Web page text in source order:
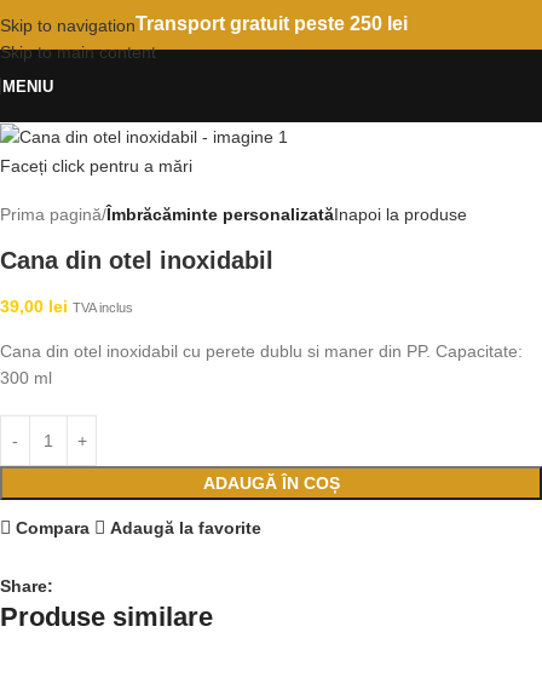
Skip to navigation
Skip to main content
Transport gratuit peste 250 lei
MENIU
Faceți click pentru a mări
Prima pagină Îmbrăcăminte personalizatăInapoi la produse
Cana din otel inoxidabil
39,00 lei TVA inclus
Cana din otel inoxidabil cu perete dublu si maner din PP. Capacitate:
300 ml
ADAUGĂ ÎN COȘ
Compara Adaugă la favorite
Share:
Produse similare